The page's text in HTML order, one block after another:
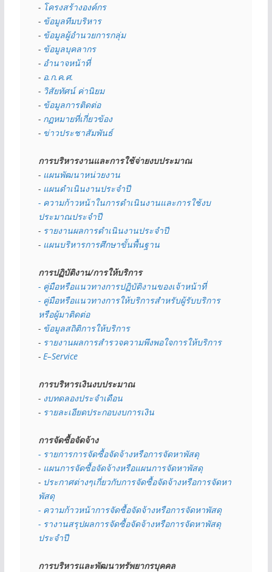
- โครงสร้างองค์กร
- ข้อมูลทีมบริหาร
- ข้อมูลผู้อำนวยการกลุ่ม
- ข้อมูลบุคลากร
- อำนาจหน้าที่
- อ.ก.ค.ศ.
- วิสัยทัศน์ ค่านิยม
- ข้อมูลการติดต่อ
- กฏหมายที่เกี่ยวข้อง
- ข่าวประชาสัมพันธ์
การบริหารงานและการใช้จ่ายงบประมาณ
- แผนพัฒนาหน่วยงาน
- แผนดำเนินงานประจำปี
- ความก้าวหน้าในการดำเนินงานและการใช้งบ
ประมาณประจำปี
- รายงานผลการดำเนินงานประจำปี
- แผนบริหารการศึกษาขั้นพื้นฐาน
การปฏิบัติงาน/การให้บริการ
- คู่มือหรือแนวทางการปฏิบัติงานของเจ้าหน้าที่
- คู่มือหรือแนวทางการให้บริการสำหรับผู้รับบริการ
หรือผู้มาติดต่อ
- ข้อมูลสถิติการให้บริการ
- รายงานผลการสำรวจความพึงพอใจการให้บริการ
- E–Service
การบริหารเงินงบประมาณ
- งบทดลองประจำเดือน
- รายละเอียดประกอบงบการเงิน
การจัดซื้อจัดจ้าง
- รายการการจัดซื้อจัดจ้างหรือการจัดหาพัสดุ
- แผนการจัดซื้อจัดจ้างหรือแผนการจัดหาพัสดุ
- ประกาศต่างๆเกี่ยวกับการจัดซื้อจัดจ้างหรือการจัดหา
พัสดุ
- ความก้าวหน้าการจัดซื้อจัดจ้างหรือการจัดหาพัสดุ
- รางานสรุปผลการจัดซื้อจัดจ้างหรือการจัดหาพัสดุ
ประจำปี
การบริหารและพัฒนาทรัพยากรบุคคล